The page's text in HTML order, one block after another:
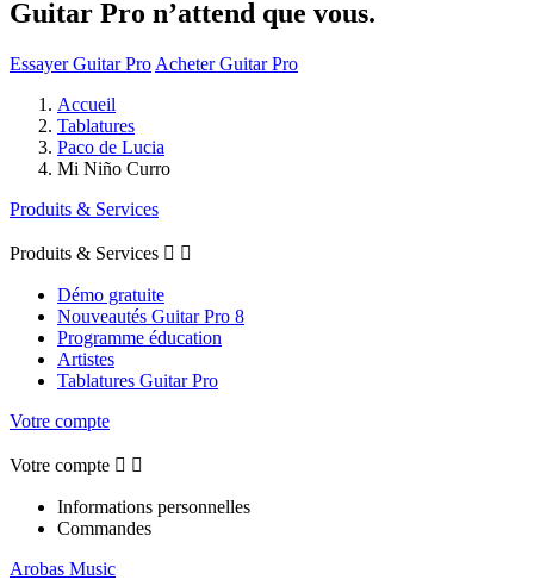
Guitar Pro n’attend que vous.
Essayer Guitar Pro Acheter Guitar Pro
Accueil
Tablatures
Paco de Lucia
Mi Niño Curro
Produits & Services
Produits & Services  
Démo gratuite
Nouveautés Guitar Pro 8
Programme éducation
Artistes
Tablatures Guitar Pro
Votre compte
Votre compte  
Informations personnelles
Commandes
Arobas Music